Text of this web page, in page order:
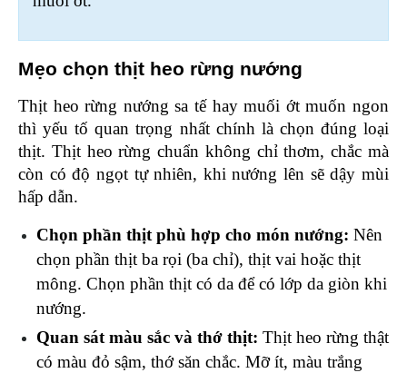
Mẹo chọn thịt heo rừng nướng
Thịt heo rừng nướng sa tế hay muối ớt muốn ngon
thì yếu tố quan trọng nhất chính là chọn đúng loại
thịt. Thịt heo rừng chuẩn không chỉ thơm, chắc mà
còn có độ ngọt tự nhiên, khi nướng lên sẽ dậy mùi
hấp dẫn.
Chọn phần thịt phù hợp cho món nướng: Nên
chọn phần thịt ba rọi (ba chỉ), thịt vai hoặc thịt
mông. Chọn phần thịt có da để có lớp da giòn khi
nướng.
Quan sát màu sắc và thớ thịt: Thịt heo rừng thật
có màu đỏ sậm, thớ săn chắc. Mỡ ít, màu trắng